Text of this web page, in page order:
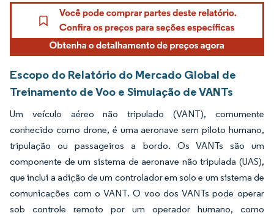
Escopo do Relatório do Mercado Global de
Treinamento de Voo e Simulação de VANTs
Um veículo aéreo não tripulado (VANT), comumente
conhecido como drone, é uma aeronave sem piloto humano,
tripulação ou passageiros a bordo. Os VANTs são um
componente de um sistema de aeronave não tripulada (UAS),
que inclui a adição de um controlador em solo e um sistema de
comunicações com o VANT. O voo dos VANTs pode operar
sob controle remoto por um operador humano, como